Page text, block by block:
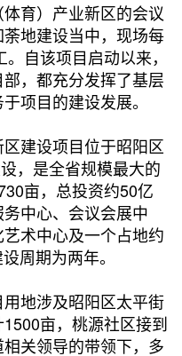
育）产业新区的会议
地建设当中，现场每
自该项目启动以来，
，都充分发挥了基层
项目的建设发展。
建设项目位于昭阳区
，是全省规模最大的
亩，总投资约50亿
中心、会议会展中
术中心及一个占地约
周期为两年。
地涉及昭阳区太平街
亩，桃源社区接到
关领导的带领下，多